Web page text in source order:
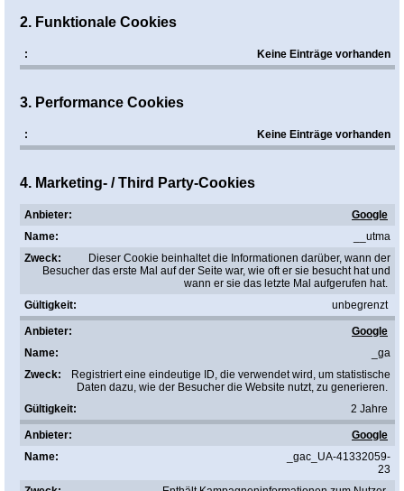
2. Funktionale Cookies
Keine Einträge vorhanden
3. Performance Cookies
Keine Einträge vorhanden
4. Marketing- / Third Party-Cookies
Google
__utma
Dieser Cookie beinhaltet die Informationen darüber, wann der
Besucher das erste Mal auf der Seite war, wie oft er sie besucht hat und
wann er sie das letzte Mal aufgerufen hat.
unbegrenzt
Google
_ga
Registriert eine eindeutige ID, die verwendet wird, um statistische
Daten dazu, wie der Besucher die Website nutzt, zu generieren.
2 Jahre
Google
_gac_UA-41332059-
23